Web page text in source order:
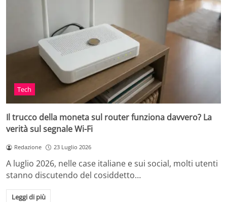
Tech
Il trucco della moneta sul router funziona davvero? La
verità sul segnale Wi-Fi
Redazione 23 Luglio 2026
A luglio 2026, nelle case italiane e sui social, molti utenti
stanno discutendo del cosiddetto…
Leggi di più